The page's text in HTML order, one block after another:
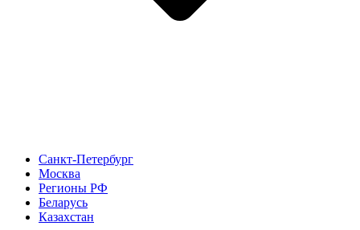
Санкт-Петербург
Москва
Регионы РФ
Беларусь
Казахстан